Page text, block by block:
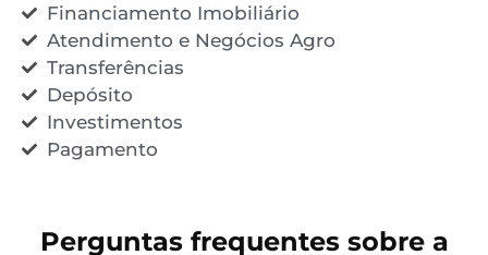
Financiamento Imobiliário
Atendimento e Negócios Agro
Transferências
Depósito
Investimentos
Pagamento
Perguntas frequentes sobre a